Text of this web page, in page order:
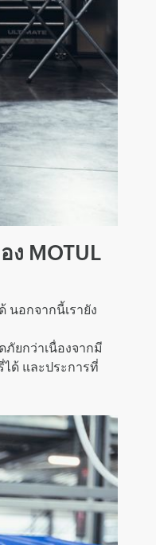
ง MOTUL
นอกจากนี้เรายัง
ยกว่าเนื่องจากมี
ด้ และประการที่